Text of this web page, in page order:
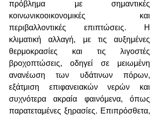
πρόβλημα με σημαντικές
κοινωνικοοικονομικές και
περιβαλλοντικές επιπτώσεις. Η
κλιματική αλλαγή, με τις αυξημένες
θερμοκρασίες και τις λιγοστές
βροχοπτώσεις, οδηγεί σε μειωμένη
ανανέωση των υδάτινων πόρων,
εξάτμιση επιφανειακών νερών και
συχνότερα ακραία φαινόμενα, όπως
παρατεταμένες ξηρασίες. Επιπρόσθετα,